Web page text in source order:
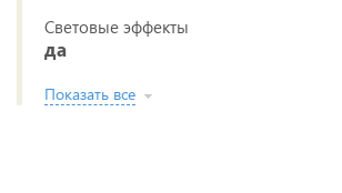
Световые эффекты
да
Показать все